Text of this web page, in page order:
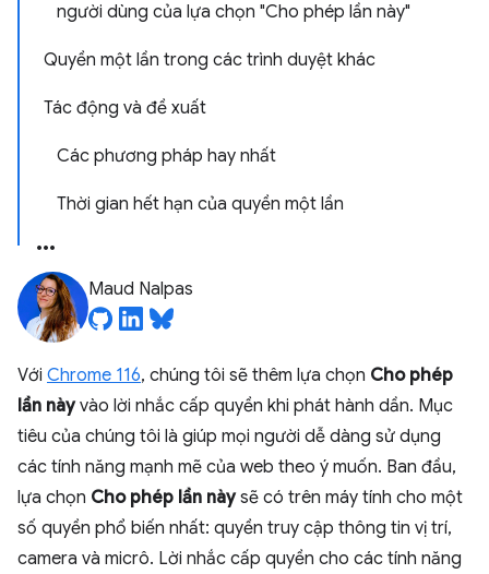
người dùng của lựa chọn "Cho phép lần này"
Quyền một lần trong các trình duyệt khác
Tác động và đề xuất
Các phương pháp hay nhất
Thời gian hết hạn của quyền một lần
Maud Nalpas
Với Chrome 116, chúng tôi sẽ thêm lựa chọn Cho phép
lần nàyvào lời nhắc cấp quyền khi phát hành dần. Mục
tiêu của chúng tôi là giúp mọi người dễ dàng sử dụng
các tính năng mạnh mẽ của web theo ý muốn. Ban đầu,
lựa chọn Cho phép lần nàysẽ có trên máy tính cho một
số quyền phổ biến nhất: quyền truy cập thông tin vị trí,
camera và micrô. Lời nhắc cấp quyền cho các tính năng